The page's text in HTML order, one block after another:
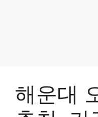
해운대